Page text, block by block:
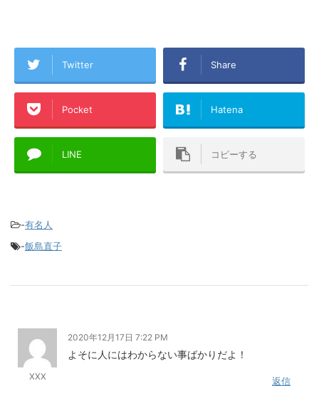
Twitter Share
Pocket Hatena
LINE コピーする
-有名人
-飯島直子
XXX
2020年12月17日 7:22 PM
よそに人にはわからない事ばかりだよ！
返信